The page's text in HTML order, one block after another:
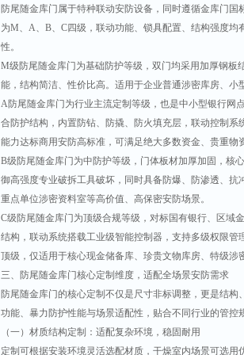
防尾随金库门属于特种联动安防设备，同时遵循金库门国
为M、 A、 B、 C四级，联动功能、锁具配置、结构强度
性。
M级防尾随金库门为基础防护等级，双门均采用加厚钢
能，结构简洁、性价比高。适用于企业普通涉密库房、小
A防尾随金库门为行业主流定制等级，也是中小型银行网
合防护结构，内置防钻、防撬、防火填充层，联动控制
能力达标商用安防高标准，可满足绝大多数资金、贵重物
B级防尾随金库门为中防护等级，门体板材加厚加固，核
御高强度专业破拆工具破坏，同时具备防爆、防渗透、抗
重点单位涉密资料室等高价值、高保密安防场景。
C级防尾随金库门为顶级合规等级，对标国有银行、区域
结构，联动系统搭载工业级智能控制器，支持多级权限
顶级，仅适用于核心现金储备库、珍贵文物库房、特级涉
三、防尾随金库门核心定制维度，适配全场景安防需求
防尾随金库门的核心定制不仅是尺寸非标调整，更是结
功能、暴力防护性能与场景适配性，贴合不同行业的管控
（一）材质结构定制：适配复杂环境，稳固耐用
定制可根据安装环境灵活选配材质，干燥室内场景可选